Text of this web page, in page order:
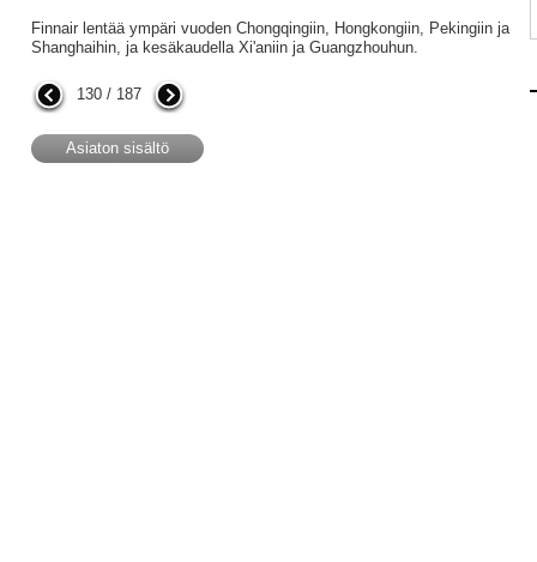
Finnair lentää ympäri vuoden Chongqingiin, Hongkongiin, Pekingiin ja
Shanghaihin, ja kesäkaudella Xi'aniin ja Guangzhouhun.
130 / 187
Asiaton sisältö